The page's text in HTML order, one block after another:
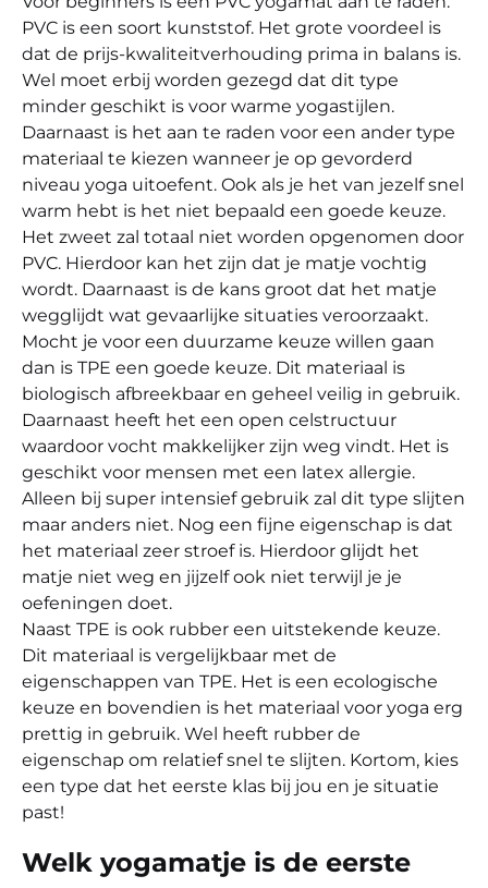
PVC is een soort kunststof. Het grote voordeel is
dat de prijs-kwaliteitverhouding prima in balans is.
Wel moet erbij worden gezegd dat dit type
minder geschikt is voor warme yogastijlen.
Daarnaast is het aan te raden voor een ander type
materiaal te kiezen wanneer je op gevorderd
niveau yoga uitoefent. Ook als je het van jezelf snel
warm hebt is het niet bepaald een goede keuze.
Het zweet zal totaal niet worden opgenomen door
PVC. Hierdoor kan het zijn dat je matje vochtig
wordt. Daarnaast is de kans groot dat het matje
wegglijdt wat gevaarlijke situaties veroorzaakt.
Mocht je voor een duurzame keuze willen gaan
dan is TPE een goede keuze. Dit materiaal is
biologisch afbreekbaar en geheel veilig in gebruik.
Daarnaast heeft het een open celstructuur
waardoor vocht makkelijker zijn weg vindt. Het is
geschikt voor mensen met een latex allergie.
Alleen bij super intensief gebruik zal dit type slijten
maar anders niet. Nog een fijne eigenschap is dat
het materiaal zeer stroef is. Hierdoor glijdt het
matje niet weg en jijzelf ook niet terwijl je je
oefeningen doet.
Naast TPE is ook rubber een uitstekende keuze.
Dit materiaal is vergelijkbaar met de
eigenschappen van TPE. Het is een ecologische
keuze en bovendien is het materiaal voor yoga erg
prettig in gebruik. Wel heeft rubber de
eigenschap om relatief snel te slijten. Kortom, kies
een type dat het eerste klas bij jou en je situatie
past!
Welk yogamatje is de eerste